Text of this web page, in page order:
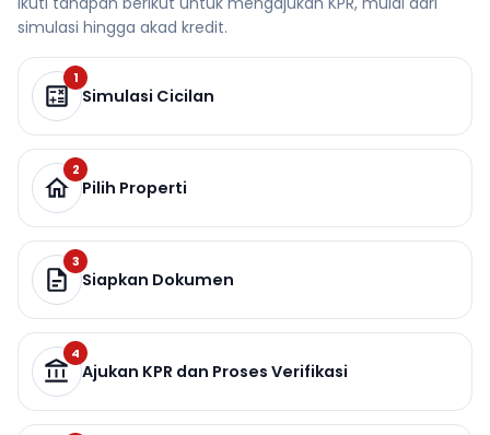
simulasi hingga akad kredit.
1
Simulasi Cicilan
2
Pilih Properti
3
Siapkan Dokumen
4
Ajukan KPR dan Proses Verifikasi